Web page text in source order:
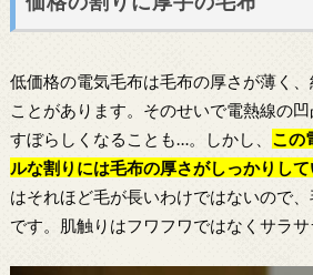
低価格の電気毛布は毛布の厚さが薄く
ことがあります。そのせいで電熱線の
すぼらしくなることも…。しかし、 この
ルな割りには毛布の厚さがしっかりして
はそれほど毛が長いわけではないので
です。肌触りはフワフワではなくサラサ